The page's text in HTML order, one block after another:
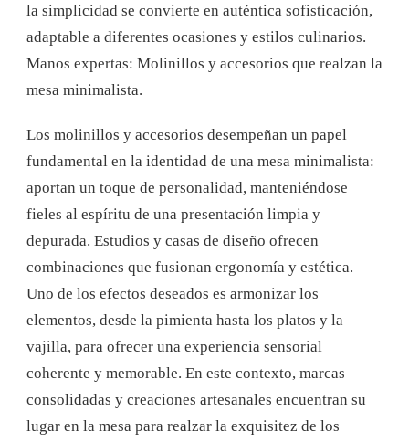
la simplicidad se convierte en auténtica sofisticación,
adaptable a diferentes ocasiones y estilos culinarios.
Manos expertas: Molinillos y accesorios que realzan la
mesa minimalista.
Los molinillos y accesorios desempeñan un papel
fundamental en la identidad de una mesa minimalista:
aportan un toque de personalidad, manteniéndose
fieles al espíritu de una presentación limpia y
depurada. Estudios y casas de diseño ofrecen
combinaciones que fusionan ergonomía y estética.
Uno de los efectos deseados es armonizar los
elementos, desde la pimienta hasta los platos y la
vajilla, para ofrecer una experiencia sensorial
coherente y memorable. En este contexto, marcas
consolidadas y creaciones artesanales encuentran su
lugar en la mesa para realzar la exquisitez de los